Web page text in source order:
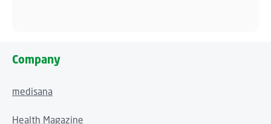
Company
medisana
Health Magazine